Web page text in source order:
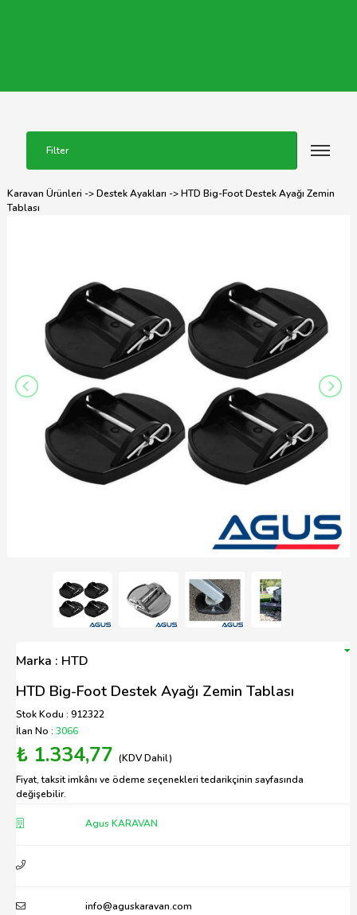
Filter
Karavan Ürünleri ->Destek Ayakları -> HTD Big-Foot Destek Ayağı Zemin
Tablası
Marka : HTD
HTD Big-Foot Destek Ayağı Zemin Tablası
Stok Kodu : 912322
İlan No : 3066
₺ 1.334,77 (KDV Dahil)
Fiyat, taksit imkânı ve ödeme seçenekleri tedarikçinin sayfasında
değişebilir.
Agus KARAVAN
info@aguskaravan.com